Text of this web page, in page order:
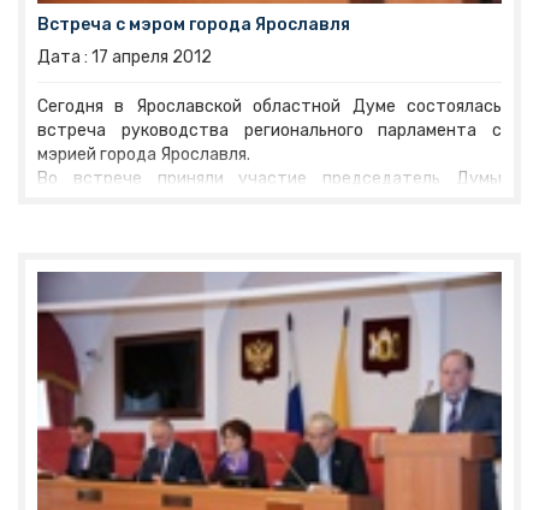
Встреча с мэром города Ярославля
Дата : 17 апреля 2012
Сегодня в Ярославской областной Думе состоялась
встреча руководства регионального парламента с
мэрией города Ярославля.
Во встрече приняли участие председатель Думы
Евгений Урлашови заместитель мэраДмитрий
Донсков.